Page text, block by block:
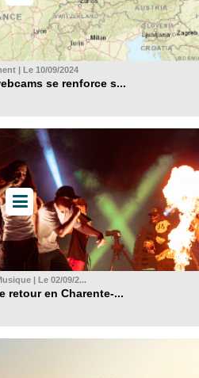
| Le 10/09/2024
se renforce s...
| Le 02/09/2...
retour en Charente-...